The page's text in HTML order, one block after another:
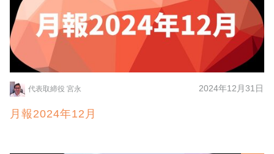
代表取締役 宮永 2024年12月31日
月報2024年12月